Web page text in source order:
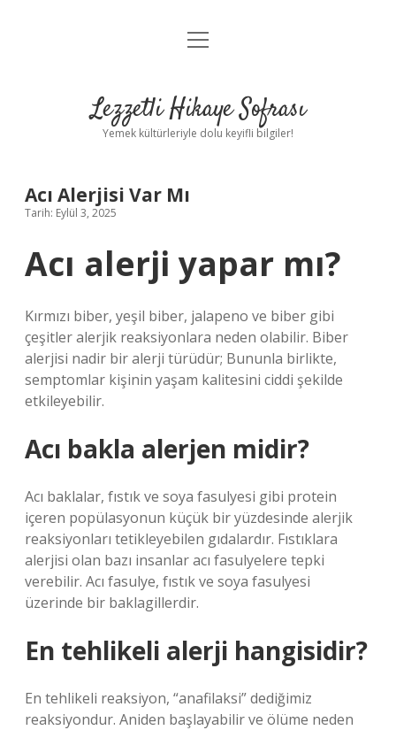
Anasayfa
Yasal Uyarı
menüyü
Lezzetli Hikaye Sofrası
Yemek kültürleriyle dolu keyifli bilgiler!
Acı Alerjisi Var Mı
Tarih: Eylül 3, 2025
Acı alerji yapar mı?
Kırmızı biber, yeşil biber, jalapeno ve biber gibi
çeşitler alerjik reaksiyonlara neden olabilir. Biber
alerjisi nadir bir alerji türüdür; Bununla birlikte,
semptomlar kişinin yaşam kalitesini ciddi şekilde
etkileyebilir.
Acı bakla alerjen midir?
Acı baklalar, fıstık ve soya fasulyesi gibi protein
içeren popülasyonun küçük bir yüzdesinde alerjik
reaksiyonları tetikleyebilen gıdalardır. Fıstıklara
alerjisi olan bazı insanlar acı fasulyelere tepki
verebilir. Acı fasulye, fıstık ve soya fasulyesi
üzerinde bir baklagillerdir.
En tehlikeli alerji hangisidir?
En tehlikeli reaksiyon, “anafilaksi” dediğimiz
reaksiyondur. Aniden başlayabilir ve ölüme neden